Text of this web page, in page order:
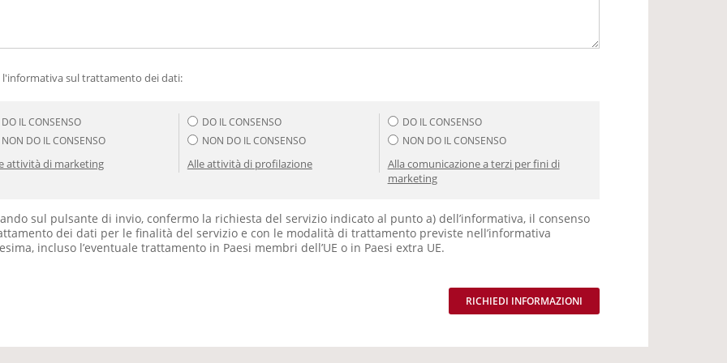
l'informativa sul trattamento dei dati:
DO IL CONSENSO
NON DO IL CONSENSO
attività di marketing
DO IL CONSENSO
NON DO IL CONSENSO
Alle attività di profilazione
DO IL CONSENSO
NON DO IL CONSENSO
Alla comunicazione a terzi per fini di
marketing
sul pulsante di invio, confermo la richiesta del servizio indicato al punto a) dell’informativa, il consenso
dei dati per le finalità del servizio e con le modalità di trattamento previste nell’informativa
incluso l’eventuale trattamento in Paesi membri dell’UE o in Paesi extra UE.
RICHIEDI INFORMAZIONI